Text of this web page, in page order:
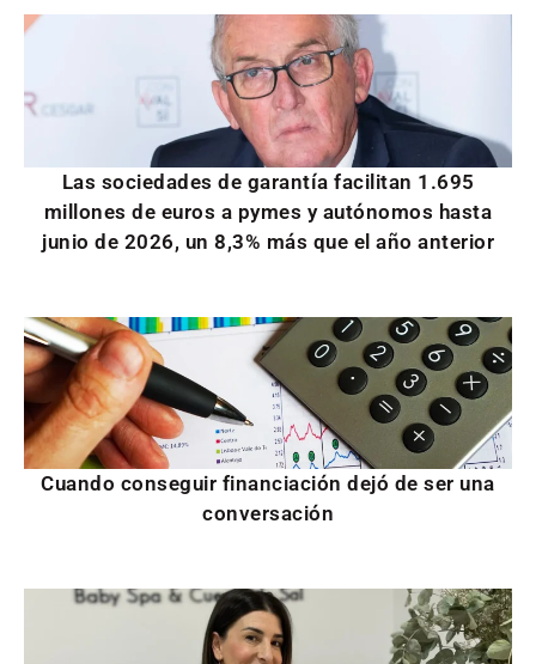
Las sociedades de garantía facilitan 1.695
millones de euros a pymes y autónomos hasta
junio de 2026, un 8,3% más que el año anterior
Cuando conseguir financiación dejó de ser una
conversación